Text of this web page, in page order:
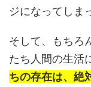
ジになってしま
そして、もちろ
たち人間の生活
ちの存在は、絶